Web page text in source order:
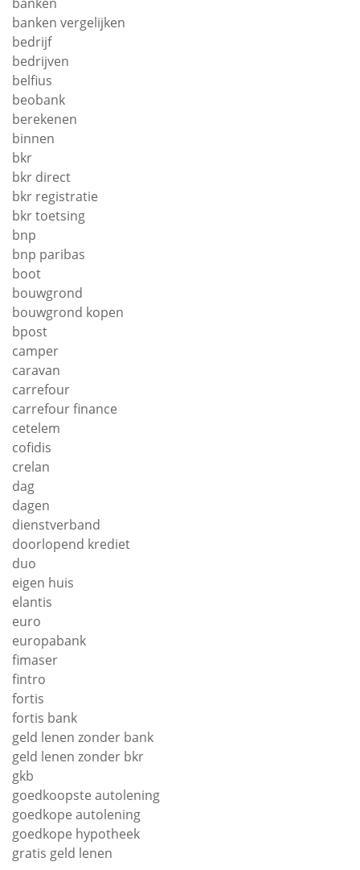
banken vergelijken
bedrijf
bedrijven
belfius
beobank
berekenen
binnen
bkr
bkr direct
bkr registratie
bkr toetsing
bnp
bnp paribas
boot
bouwgrond
bouwgrond kopen
bpost
camper
caravan
carrefour
carrefour finance
cetelem
cofidis
crelan
dag
dagen
dienstverband
doorlopend krediet
duo
eigen huis
elantis
euro
europabank
fimaser
fintro
fortis
fortis bank
geld lenen zonder bank
geld lenen zonder bkr
gkb
goedkoopste autolening
goedkope autolening
goedkope hypotheek
gratis geld lenen